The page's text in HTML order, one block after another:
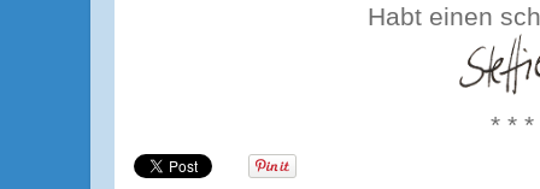
Habt einen
* * *